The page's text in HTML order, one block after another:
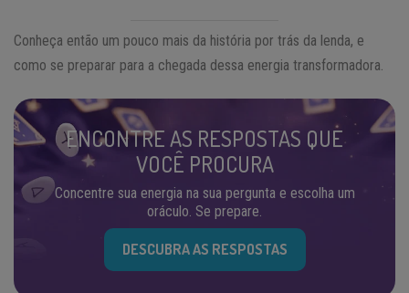
Conheça então um pouco mais da história por trás da lenda, e
como se preparar para a chegada dessa energia transformadora.
ENCONTRE AS RESPOSTAS QUE
VOCÊ PROCURA
Concentre sua energia na sua pergunta e escolha um
oráculo. Se prepare.
DESCUBRA AS RESPOSTAS